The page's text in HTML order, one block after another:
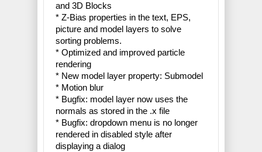
and 3D Blocks
* Z-Bias properties in the text, EPS,
picture and model layers to solve
sorting problems.
* Optimized and improved particle
rendering
* New model layer property: Submodel
* Motion blur
* Bugfix: model layer now uses the
normals as stored in the .x file
* Bugfix: dropdown menu is no longer
rendered in disabled style after
displaying a dialog